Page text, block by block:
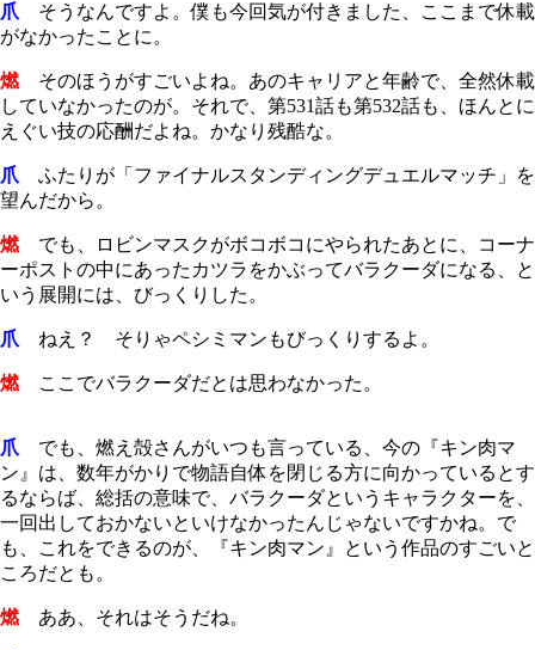
爪 そうなんですよ。僕も今回気が付きました、ここまで休載
がなかったことに。
燃そのほうがすごいよね。あのキャリアと年齢で、全然休載
していなかったのが。それで、第531話も第532話も、ほんとに
えぐい技の応酬だよね。かなり残酷な。
爪 ふたりが「ファイナルスタンディングデュエルマッチ」を
望んだから。
燃でも、ロビンマスクがボコボコにやられたあとに、コーナ
ーポストの中にあったカツラをかぶってバラクーダになる、と
いう展開には、びっくりした。
爪 ねえ？ そりゃペシミマンもびっくりするよ。
燃ここでバラクーダだとは思わなかった。
爪 でも、燃え殻さんがいつも言っている、今の『キン肉マ
ン』は、数年がかりで物語自体を閉じる方に向かっているとす
るならば、総括の意味で、バラクーダというキャラクターを、
一回出しておかないといけなかったんじゃないですかね。で
も、これをできるのが、『キン肉マン』という作品のすごいと
ころだとも。
燃ああ、それはそうだね。